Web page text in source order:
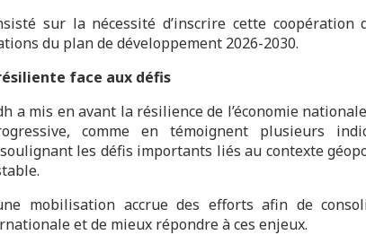
sur la nécessité d’inscrire cette coopération
du plan de développement 2026-2030.
face aux défis
a mis en avant la résilience de l’économie
comme en témoignent plusieurs
les défis importants liés au contexte
mobilisation accrue des efforts afin de
et de mieux répondre à ces enjeux.